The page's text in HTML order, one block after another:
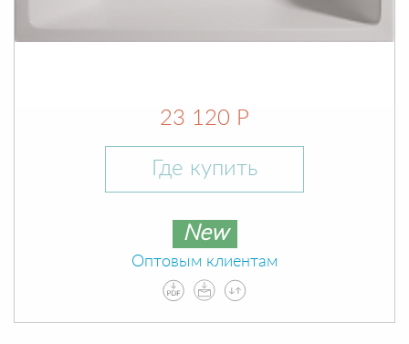
23 120 Р
Где купить
New
Оптовым клиентам